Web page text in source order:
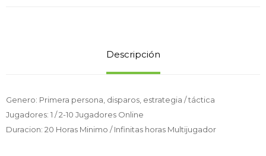
Descripción
Genero: Primera persona, disparos, estrategia / táctica
Jugadores: 1 / 2-10 Jugadores Online
Duracion: 20 Horas Minimo / Infinitas horas Multijugador